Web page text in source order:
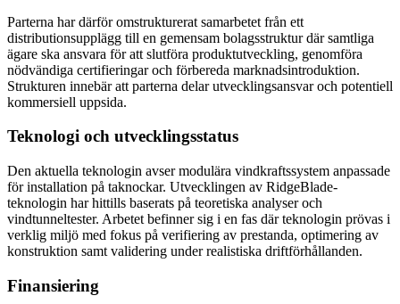
Parterna har därför omstrukturerat samarbetet från ett
distributionsupplägg till en gemensam bolagsstruktur där samtliga
ägare ska ansvara för att slutföra produktutveckling, genomföra
nödvändiga certifieringar och förbereda marknadsintroduktion.
Strukturen innebär att parterna delar utvecklingsansvar och potentiell
kommersiell uppsida.
Teknologi och utvecklingsstatus
Den aktuella teknologin avser modulära vindkraftssystem anpassade
för installation på taknockar. Utvecklingen av RidgeBlade-
teknologin har hittills baserats på teoretiska analyser och
vindtunneltester. Arbetet befinner sig i en fas där teknologin prövas i
verklig miljö med fokus på verifiering av prestanda, optimering av
konstruktion samt validering under realistiska driftförhållanden.
Finansiering